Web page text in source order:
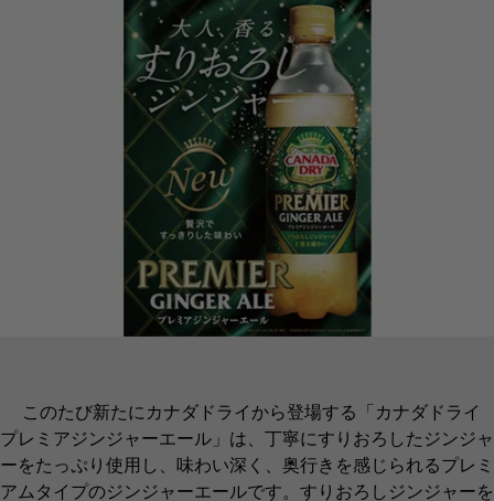
このたび新たにカナダドライから登場する「カナダドライ
プレミアジンジャーエール」は、丁寧にすりおろしたジンジャ
ーをたっぷり使用し、味わい深く、奥行きを感じられるプレミ
アムタイプのジンジャーエールです。すりおろしジンジャーを